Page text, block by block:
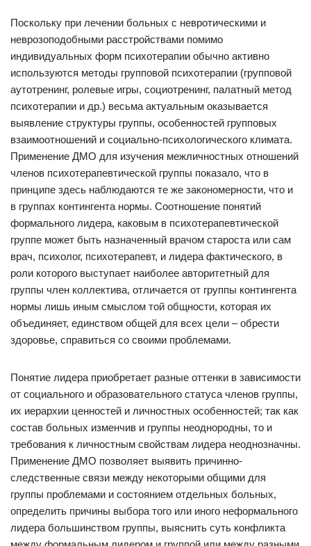
Поскольку при лечении больных с невротическими и
неврозоподобными расстройствами помимо
индивидуальных форм психотерапии обычно активно
используются методы групповой психотерапии (групповой
аутотренинг, ролевые игры, социотренинг, палатный метод
психотерапии и др.) весьма актуальным оказывается
выявление структуры группы, особенностей групповых
взаимоотношений и социально-психологического климата.
Применение ДМО для изучения межличностных отношений
членов психотерапевтической группы показало, что в
принципе здесь наблюдаются те же закономерности, что и
в группах контингента нормы. Соотношение понятий
формального лидера, каковым в психотерапевтической
группе может быть назначенный врачом староста или сам
врач, психолог, психотерапевт, и лидера фактического, в
роли которого выступает наиболее авторитетный для
группы член коллектива, отличается от группы контингента
нормы лишь иным смыслом той общности, которая их
объединяет, единством общей для всех цели – обрести
здоровье, справиться со своими проблемами.
Понятие лидера приобретает разные оттенки в зависимости
от социального и образовательного статуса членов группы,
их иерархии ценностей и личностных особенностей; так как
состав больных изменчив и группы неоднородны, то и
требования к личностным свойствам лидера неоднозначны.
Применение ДМО позволяет выявить причинно-
следственные связи между некоторыми общими для
группы проблемами и состоянием отдельных больных,
определить причины выбора того или иного неформального
лидера большинством группы, выяснить суть конфликта